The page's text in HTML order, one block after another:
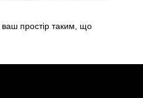
ваш простір таким, що